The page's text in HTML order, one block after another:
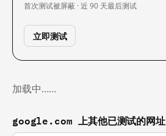
首次测试被屏蔽 · 近 90 天最后测试
立即测试
加载中……
google.com 上其他已测试的网址